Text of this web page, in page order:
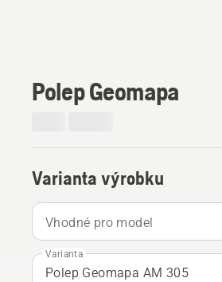
Polep Geomapa
Varianta výrobku
Vhodné pro model
Varianta
Polep Geomapa AM 305